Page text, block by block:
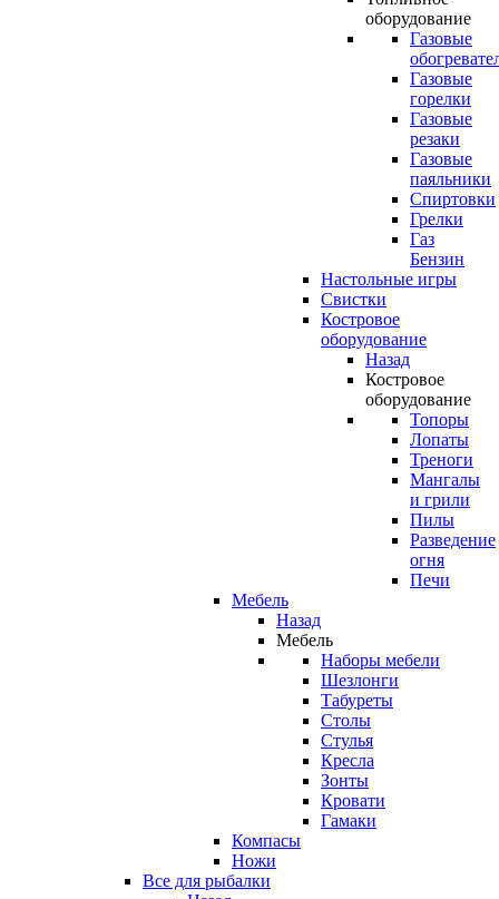
оборудование
Газовые
Газовые
горелки
Газовые
резаки
Газовые
паяльники
Спиртовки
Грелки
Газ
Бензин
Настольные игры
Свистки
Костровое
оборудование
Назад
Костровое
оборудование
Топоры
Лопаты
Треноги
Мангалы
и грили
Пилы
Разведение
огня
Печи
Мебель
Назад
Мебель
Наборы мебели
Шезлонги
Табуреты
Столы
Стулья
Кресла
Зонты
Кровати
Гамаки
Компасы
Ножи
Все для рыбалки